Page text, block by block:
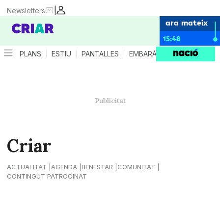
|
Newsletters
ara mateix
15:48
PLANS ESTIU PANTALLES EMBARÀS CRIANÇA
Criar
ACTUALITAT AGENDA BENESTAR
COMUNITAT
CONTINGUT PATROCINAT